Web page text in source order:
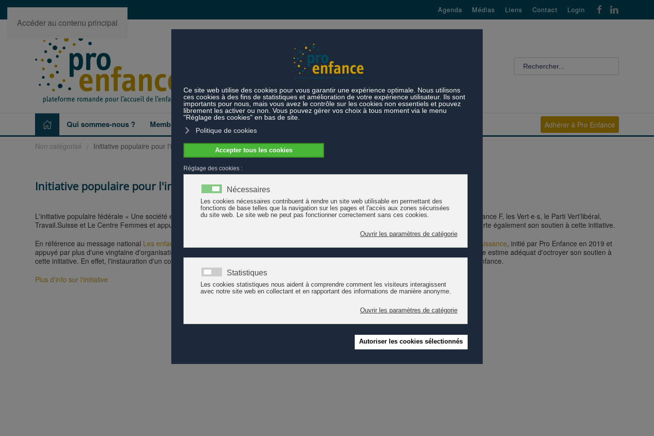
Accéder au contenu principal
Agenda Médias Liens Contact Login
Qui sommes-nous ? Membres Projets et prestations Adhérer à Pro Enfance
Non catégorisé Initiative populaire pour l'introduction d'un congé familial en Suisse
Initiative populaire pour l'introduction d'un congé familial en Suisse
L'initiative populaire fédérale « Une société et une économie fortes grâce au congé parental (Initiative pour un congé familial) » est lancée par alliance F, les Vert·e·s, le Parti Vert’libéral,
Travail.Suisse et Le Centre Femmes et appuyée par de nombreuses autres institutions dont le Parti socialiste et Pro Juventute. Pro Enfance apporte également son soutien à cette initiative.
En référence au message national Les enfants dessinent l’avenir – Plus d’investissements pour l’encouragement et l'accueil des enfants dès la naissance, initié par Pro Enfance en 2019 et
appuyé par plus d'une vingtaine d'organisations - dont le Réseau suisse pour l'accueil extrafamilial, Kibesuisse et Pro Familia Suisse - Pro Enfance estime adéquat d'octroyer son soutien à
cette initiative. En effet, l'instauration d'un congé parental constitue un instrument pertinent dans le développement d'une politique publique de l'enfance.
Plus d'info sur l'initiative